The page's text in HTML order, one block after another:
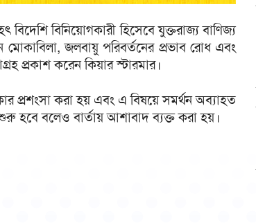
বিদেশি বিনিয়োগকারী হিসেবে যুক্তরাজ্য বাণিজ্য
মোকাবিলা, জলবায়ু পরিবর্তনের প্রভাব রোধ এবং
প্রকাশ করেন কিয়ার স্টারমার।
প্রশংসা করা হয় এবং এ বিষয়ে সমর্থন অব্যাহত
হবে বলেও বার্তায় আশাবাদ ব্যক্ত করা হয়।